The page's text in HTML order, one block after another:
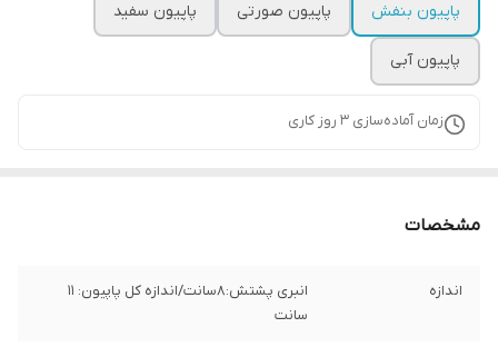
پاپیون بنفش
پاپیون صورتی پاپیون سفید
پاپیون آبی
زمان آماده‌سازی 3 روز کاری
مشخصات
اندازه
انبری پشتش:8سانت/اندازه کل پاپیون: 11
سانت